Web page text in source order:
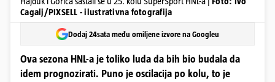
Cagalj/PIXSELL - ilustrativna fotografija
Dodaj 24sata među omiljene izvore na Googleu
Ova sezona HNL-a je toliko luda da bih bio budala da
idem prognozirati. Puno je oscilacija po kolu, to je